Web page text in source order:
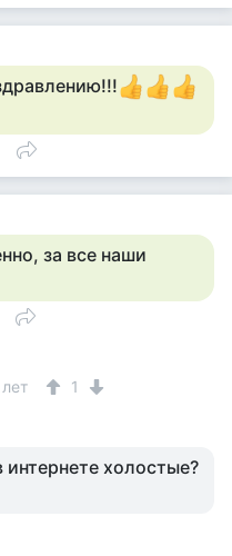
за все наши
1
холостые?